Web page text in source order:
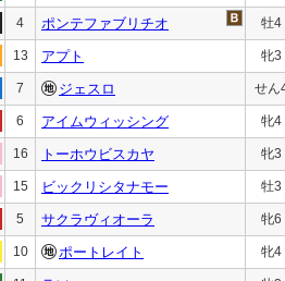
4 ポンテファブリチオ 牡4
13 アプト 牝3
7 ジェスロ せん
6 アイムウィッシング 牝4
16 トーホウビスカヤ 牝3
15 ビックリシタナモー 牡3
5 サクラヴィオーラ 牝6
10 ポートレイト 牝4